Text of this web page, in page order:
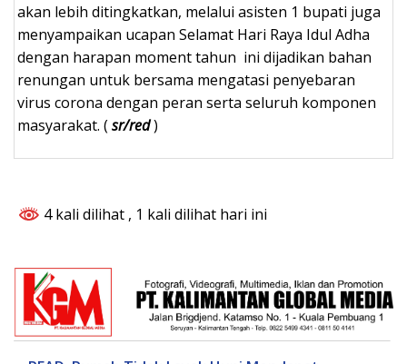
akan lebih ditingkatkan, melalui asisten 1 bupati juga
menyampaikan ucapan Selamat Hari Raya Idul Adha
dengan harapan moment tahun ini dijadikan bahan
renungan untuk bersama mengatasi penyebaran
virus corona dengan peran serta seluruh komponen
masyarakat. (sr/red)
4 kali dilihat , 1 kali dilihat hari ini